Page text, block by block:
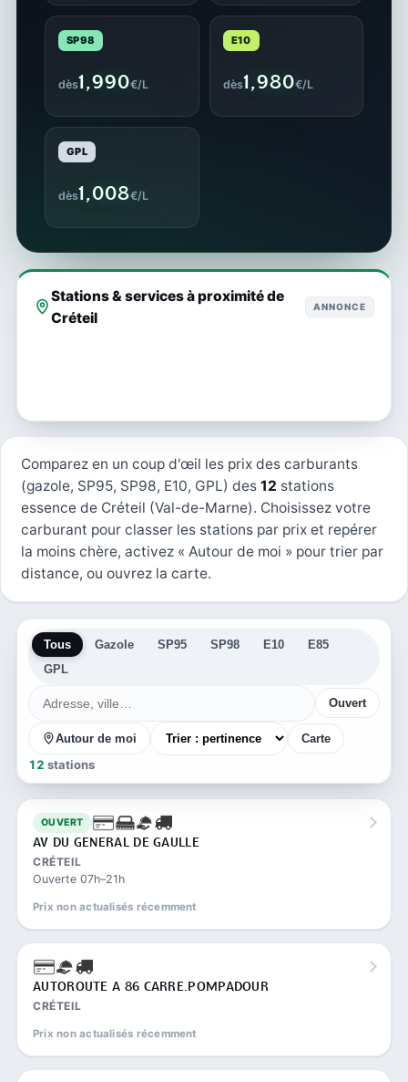
SP98
dès1,990€/L
E10
dès1,980€/L
GPL
dès1,008€/L
Stations & services à proximité de
Créteil
ANNONCE
Comparez en un coup d'œil les prix des carburants
(gazole, SP95, SP98, E10, GPL) des 12 stations
essence de Créteil (Val-de-Marne). Choisissez votre
carburant pour classer les stations par prix et repérer
la moins chère, activez « Autour de moi » pour trier par
distance, ou ouvrez la carte.
Tous Gazole SP95 SP98 E10
E85
GPL
Ouvert
Autour de moi Carte
12 stations
OUVERT
AV DU GENERAL DE GAULLE
CRÉTEIL
Ouverte 07h–21h
Prix non actualisés récemment
AUTOROUTE A 86 CARRE.POMPADOUR
CRÉTEIL
Prix non actualisés récemment